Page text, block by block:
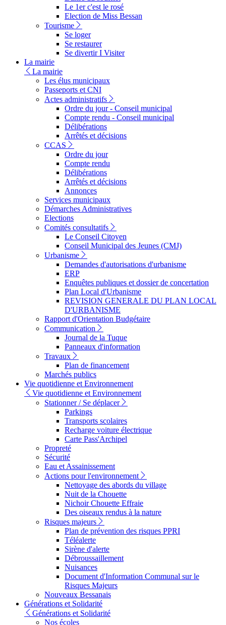
Le 1er c'est le rosé
Election de Miss Bessan
Tourisme
Se loger
Se restaurer
Se divertir I Visiter
La mairie
La mairie
Les élus municipaux
Passeports et CNI
Actes administratifs
Ordre du jour - Conseil municipal
Compte rendu - Conseil municipal
Délibérations
Arrêtés et décisions
CCAS
Ordre du jour
Compte rendu
Délibérations
Arrêtés et décisions
Annonces
Services municipaux
Démarches Administratives
Elections
Comités consultatifs
Le Conseil Citoyen
Conseil Municipal des Jeunes (CMJ)
Urbanisme
Demandes d'autorisations d'urbanisme
ERP
Enquêtes publiques et dossier de concertation
Plan Local d'Urbanisme
REVISION GENERALE DU PLAN LOCAL
D'URBANISME
Rapport d'Orientation Budgétaire
Communication
Journal de la Tuque
Panneaux d'information
Travaux
Plan de financement
Marchés publics
Vie quotidienne et Environnement
Vie quotidienne et Environnement
Stationner / Se déplacer
Parkings
Transports scolaires
Recharge voiture électrique
Carte Pass'Archipel
Propreté
Sécurité
Eau et Assainissement
Actions pour l'environnement
Nettoyage des abords du village
Nuit de la Chouette
Nichoir Chouette Effraie
Des oiseaux rendus à la nature
Risques majeurs
Plan de prévention des risques PPRI
Téléalerte
Sirène d'alerte
Débroussaillement
Nuisances
Document d'Information Communal sur le
Risques Majeurs
Nouveaux Bessanais
Générations et Solidarité
Générations et Solidarité
Nos écoles